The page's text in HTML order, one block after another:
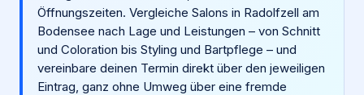
Für Firmen
Login
Öffnungszeiten. Vergleiche Salons in Radolfzell am
Bodensee nach Lage und Leistungen – von Schnitt
und Coloration bis Styling und Bartpflege – und
vereinbare deinen Termin direkt über den jeweiligen
Eintrag, ganz ohne Umweg über eine fremde